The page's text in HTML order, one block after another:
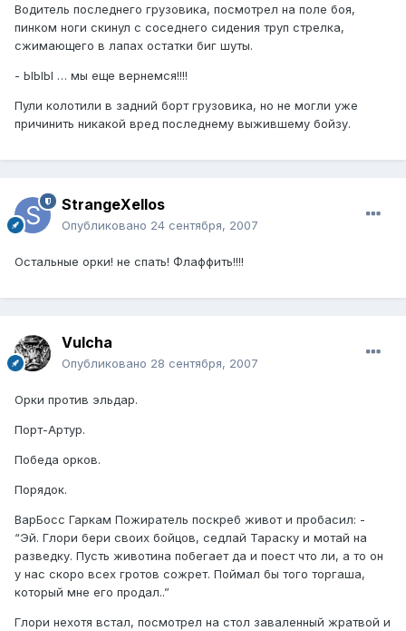
Водитель последнего грузовика, посмотрел на поле боя,
пинком ноги скинул с соседнего сидения труп стрелка,
сжимающего в лапах остатки биг шуты.
- ЫЫЫ … мы еще вернемся!!!!
Пули колотили в задний борт грузовика, но не могли уже
причинить никакой вред последнему выжившему бойзу.
StrangeXellos
Опубликовано 24 сентября, 2007
Остальные орки! не спать! Флаффить!!!!
Vulcha
Опубликовано 28 сентября, 2007
Орки против эльдар.
Порт-Артур.
Победа орков.
Порядок.
ВарБосс Гаркам Пожиратель поскреб живот и пробасил: -
“Эй. Глори бери своих бойцов, седлай Тараску и мотай на
разведку. Пусть животина побегает да и поест что ли, а то он
у нас скоро всех гротов сожрет. Поймал бы того торгаша,
который мне его продал..”
Глори нехотя встал, посмотрел на стол заваленный жратвой и